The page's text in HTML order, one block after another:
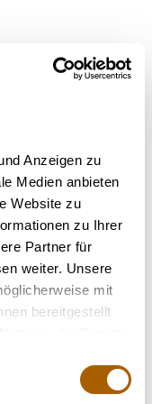
Anzeigen zu
Medien anbieten
Website zu
zu Ihrer
Partner für
weiter. Unsere
mit
bereitgestellt